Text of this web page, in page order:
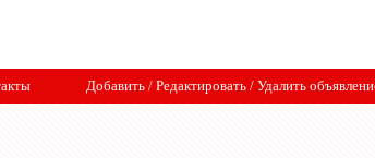
Добавить / Редактировать / Удалить